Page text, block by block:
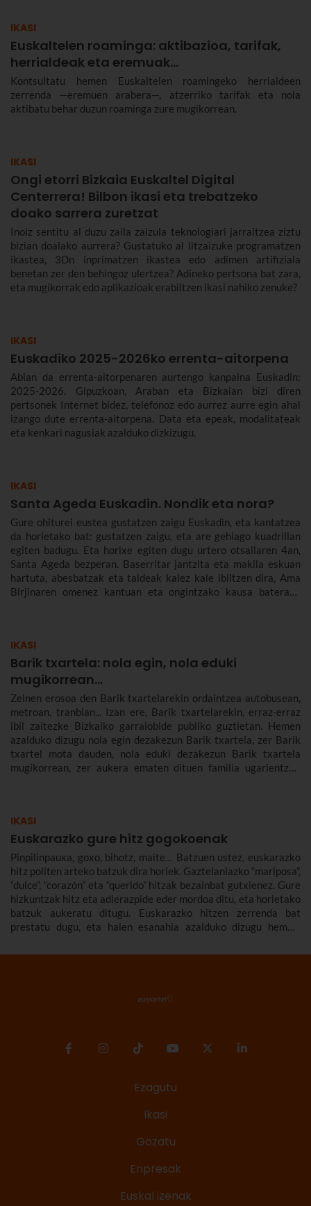
IKASI
Euskaltelen roaminga: aktibazioa, tarifak,
herrialdeak eta eremuak…
Kontsultatu hemen Euskaltelen roamingeko herrialdeen
zerrenda —eremuen arabera—, atzerriko tarifak eta nola
aktibatu behar duzun roaminga zure mugikorrean.
IKASI
Ongi etorri Bizkaia Euskaltel Digital
Centerrera! Bilbon ikasi eta trebatzeko
doako sarrera zuretzat
Inoiz sentitu al duzu zaila zaizula teknologiari jarraitzea ziztu
bizian doalako aurrera? Gustatuko al litzaizuke programatzen
ikastea, 3Dn inprimatzen ikastea edo adimen artifiziala
benetan zer den behingoz ulertzea? Adineko pertsona bat zara,
eta mugikorrak edo aplikazioak erabiltzen ikasi nahiko zenuke?
IKASI
Euskadiko 2025-2026ko errenta-aitorpena
Abian da errenta-aitorpenaren aurtengo kanpaina Euskadin:
2025-2026. Gipuzkoan, Araban eta Bizkaian bizi diren
pertsonek Internet bidez, telefonoz edo aurrez aurre egin ahal
izango dute errenta-aitorpena. Data eta epeak, modalitateak
eta kenkari nagusiak azalduko dizkizugu.
IKASI
Santa Ageda Euskadin. Nondik eta nora?
Gure ohiturei eustea gustatzen zaigu Euskadin, eta kantatzea
da horietako bat: gustatzen zaigu, eta are gehiago kuadrillan
egiten badugu. Eta horixe egiten dugu urtero otsailaren 4an,
Santa Ageda bezperan. Baserritar jantzita eta makila eskuan
hartuta, abesbatzak eta taldeak kalez kale ibiltzen dira, Ama
Birjinaren omenez kantuan eta ongintzako kausa baterako
IKASI
Barik txartela: nola egin, nola eduki
mugikorrean...
Zeinen erosoa den Barik txartelarekin ordaintzea autobusean,
metroan, tranbian... Izan ere, Barik txartelarekin, erraz-erraz
ibil zaitezke Bizkaiko garraiobide publiko guztietan. Hemen
azalduko dizugu nola egin dezakezun Barik txartela, zer Barik
txartel mota dauden, nola eduki dezakezun Barik txartela
mugikorrean, zer aukera ematen dituen familia ugarientzat,
IKASI
Euskarazko gure hitz gogokoenak
Pinpilinpauxa, goxo, bihotz, maite… Batzuen ustez, euskarazko
hitz politen arteko batzuk dira horiek. Gaztelaniazko “mariposa”,
“dulce”, “corazón” eta “querido” hitzak bezainbat gutxienez. Gure
hizkuntzak hitz eta adierazpide eder mordoa ditu, eta horietako
batzuk aukeratu ditugu. Euskarazko hitzen zerrenda bat
prestatu dugu, eta haien esanahia azalduko dizugu hemen.
ere bildu ditugu, euskarazko hiztegia zabaltzen lagundu
Ezagutu
Ikasi
Gozatu
Enpresak
Euskal izenak